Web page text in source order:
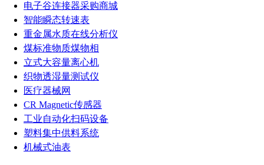
电子谷连接器采购商城
智能瞬态转速表
重金属水质在线分析仪
煤标准物质煤物相
立式大容量离心机
织物透湿量测试仪
医疗器械网
CR Magnetic传感器
工业自动化扫码设备
塑料集中供料系统
机械式油表